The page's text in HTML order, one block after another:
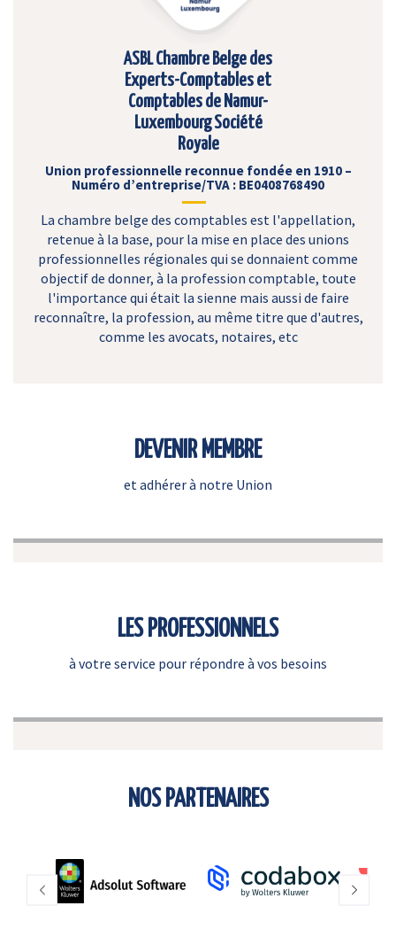
ASBL Chambre Belge des
Experts-Comptables et
Comptables de Namur-
Luxembourg Société
Royale
Union professionnelle reconnue fondée en 1910 –
Numéro d’entreprise/TVA : BE0408768490
La chambre belge des comptables est l'appellation,
retenue à la base, pour la mise en place des unions
professionnelles régionales qui se donnaient comme
objectif de donner, à la profession comptable, toute
l'importance qui était la sienne mais aussi de faire
reconnaître, la profession, au même titre que d'autres,
comme les avocats, notaires, etc
DEVENIR MEMBRE
et adhérer à notre Union
LES PROFESSIONNELS
à votre service pour répondre à vos besoins
NOS PARTENAIRES